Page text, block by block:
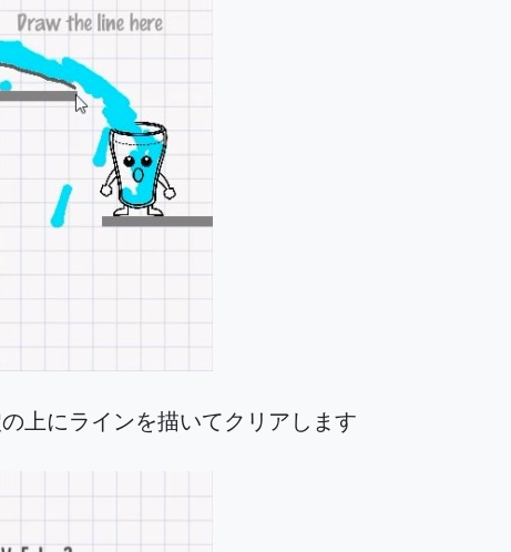
上にラインを描いてクリアします